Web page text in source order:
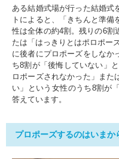
ある結婚式場が行った結婚式
トによると、「きちんと準備
性は全体の約4割。残りの6割
たは「はっきりとはポロポー
に後者にプロポーズをしなか
ち8割が「後悔していない」
ロポーズされなかった」また
い」という女性のうち8割が
答えています。
プロポーズするのはいまか